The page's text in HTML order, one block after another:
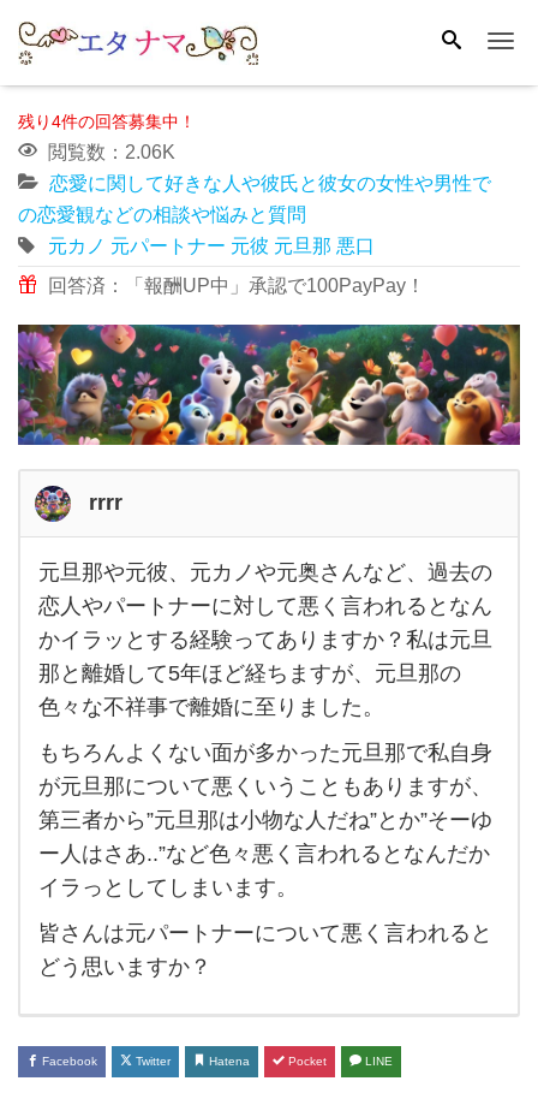
残り4件の回答募集中！
閲覧数：2.06K
恋愛に関して好きな人や彼氏と彼女の女性や男性で
の恋愛観などの相談や悩みと質問
元カノ 元パートナー 元彼 元旦那 悪口
回答済：「報酬UP中」承認で100PayPay！
rrrr
元旦
那や
元
彼、
元カ
ノ
や元
奥さ
ん
な
ど、
過去
の恋
人や
元旦那や元彼、元カノや元奥さんなど、過去の
恋人やパートナーに対して悪く言われるとなん
かイラッとする経験ってありますか？私は元旦
那と離婚して5年ほど経ちますが、元旦那の
色々な不祥事で離婚に至りました。
もちろんよくない面が多かった元旦那で私自身
が元旦那について悪くいうこともありますが、
第三者から”元旦那は小物な人だね”とか”そーゆ
ー人はさあ..”など色々悪く言われるとなんだか
イラっとしてしまいます。
皆さんは元パートナーについて悪く言われると
どう思いますか？
Facebook Twitter Hatena Pocket LINE